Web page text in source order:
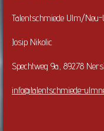
Talentschmiede Ulm/
Josip Nikolic
Spechtweg 9a, 89278
info@talentschmiede-